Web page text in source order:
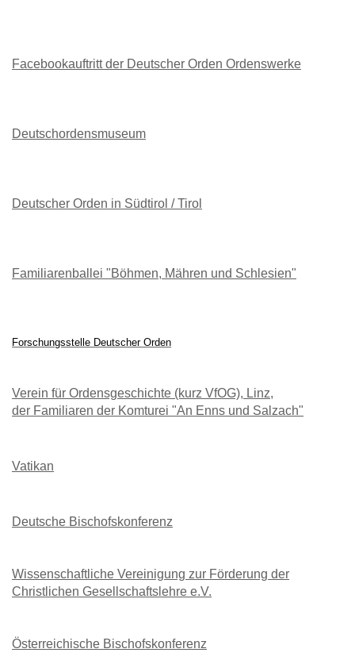
Facebookauftritt der Deutscher Orden Ordenswerke
Deutschordensmuseum
Deutscher Orden in Südtirol / Tirol
Familiarenballei "Böhmen, Mähren und Schlesien"
Forschungsstelle Deutscher Orden
Verein für Ordensgeschichte (kurz VfOG), Linz,
der Familiaren der Komturei "An Enns und Salzach"
Vatikan
Deutsche Bischofskonferenz
Wissenschaftliche Vereinigung zur Förderung der
Christlichen Gesellschaftslehre e.V.
Österreichische Bischofskonferenz